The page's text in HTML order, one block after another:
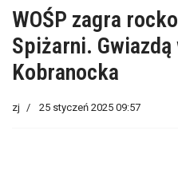
WOŚP zagra
Spiżarni.
Kobranocka
zj 25 styczeń 2025 09:57